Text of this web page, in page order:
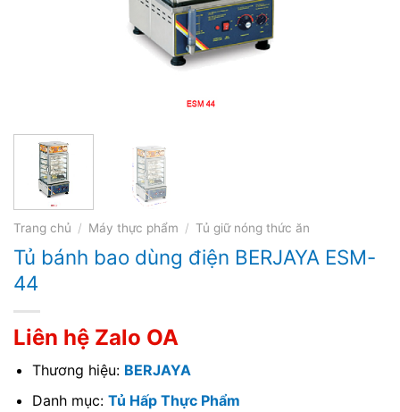
Trang chủ / Máy thực phẩm / Tủ giữ nóng thức ăn
Tủ bánh bao dùng điện BERJAYA ESM-
44
Liên hệ Zalo OA
Thương hiệu: BERJAYA
Danh mục: Tủ Hấp Thực Phẩm